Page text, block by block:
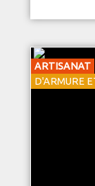
ARTISANAT
D'ARMURE